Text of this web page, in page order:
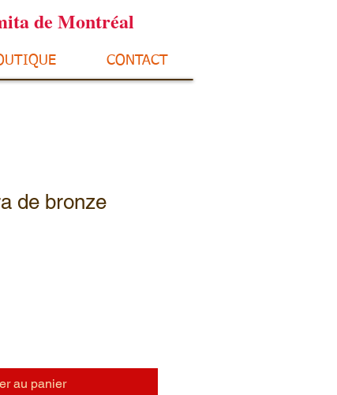
de Montréal
CONTACT
de bronze
au panier